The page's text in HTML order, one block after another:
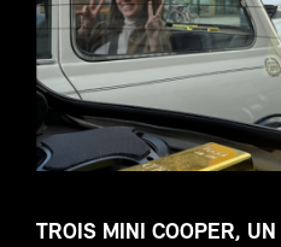
TROIS MINI COOPER,